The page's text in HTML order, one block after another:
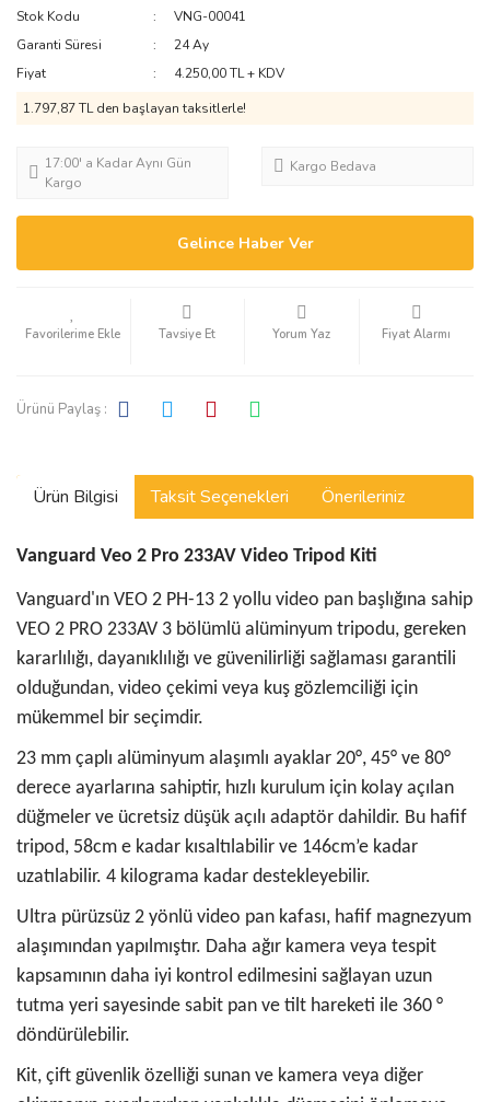
Stok Kodu
VNG-00041
Garanti Süresi
24 Ay
Fiyat
4.250,00 TL + KDV
1.797,87 TL den başlayan taksitlerle!
17:00' a Kadar Aynı Gün
Kargo
Kargo Bedava
Gelince Haber Ver
Tavsiye Et Yorum Yaz Fiyat Alarmı
Ürünü Paylaş :
Ürün Bilgisi Taksit Seçenekleri Önerileriniz
Vanguard Veo 2 Pro 233AV Video Tripod Kiti
Vanguard'ın VEO 2 PH-13 2 yollu video pan başlığına sahip
VEO 2 PRO 233AV 3 bölümlü alüminyum tripodu, gereken
kararlılığı, dayanıklılığı ve güvenilirliği sağlaması garantili
olduğundan, video çekimi veya kuş gözlemciliği için
mükemmel bir seçimdir.
23 mm çaplı alüminyum alaşımlı ayaklar 20°, 45° ve 80°
derece ayarlarına sahiptir, hızlı kurulum için kolay açılan
düğmeler ve ücretsiz düşük açılı adaptör dahildir. Bu hafif
tripod, 58cm e kadar kısaltılabilir ve 146cm’e kadar
uzatılabilir. 4 kilograma kadar destekleyebilir.
Ultra pürüzsüz 2 yönlü video pan kafası, hafif magnezyum
alaşımından yapılmıştır. Daha ağır kamera veya tespit
kapsamının daha iyi kontrol edilmesini sağlayan uzun
tutma yeri sayesinde sabit pan ve tilt hareketi ile 360 ​​°
döndürülebilir.
Kit, çift güvenlik özelliği sunan ve kamera veya diğer